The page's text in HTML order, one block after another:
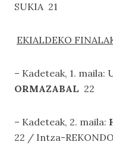
SUKIA 21
EKIALDEKO
– Kadeteak, 1.
ORMAZABAL 22
– Kadeteak, 2. maila:
22 / Intza-